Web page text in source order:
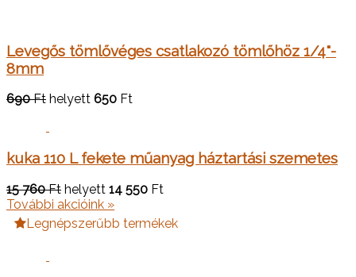
Levegős tömlővéges csatlakozó tömlőhöz 1/4"-
8mm
690 Ft helyett 650 Ft
kuka 110 L fekete műanyag háztartási szemetes
15 760 Ft helyett 14 550 Ft
További akcióink »
Legnépszerűbb termékek